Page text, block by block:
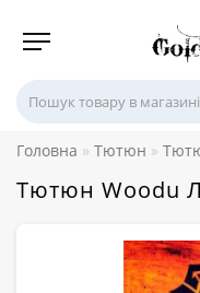
Головна Тютюн
Тютюн Woodu